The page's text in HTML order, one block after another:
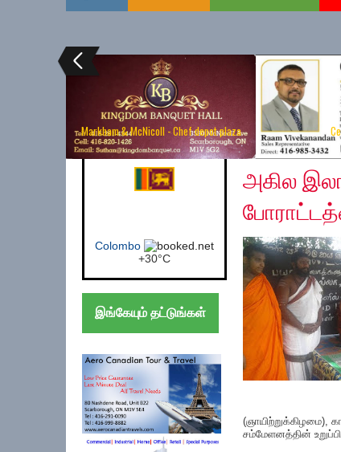
Markham & McNicoll - Chef depot plaza
Canada (Toronto)
Toronto
+29°C
இங்கேயும் தட்டுங்கள்
Sunday, June 2,
அகில
(ஞாயிற்றுக்கிழமை),
சம்மேளனத்தின்